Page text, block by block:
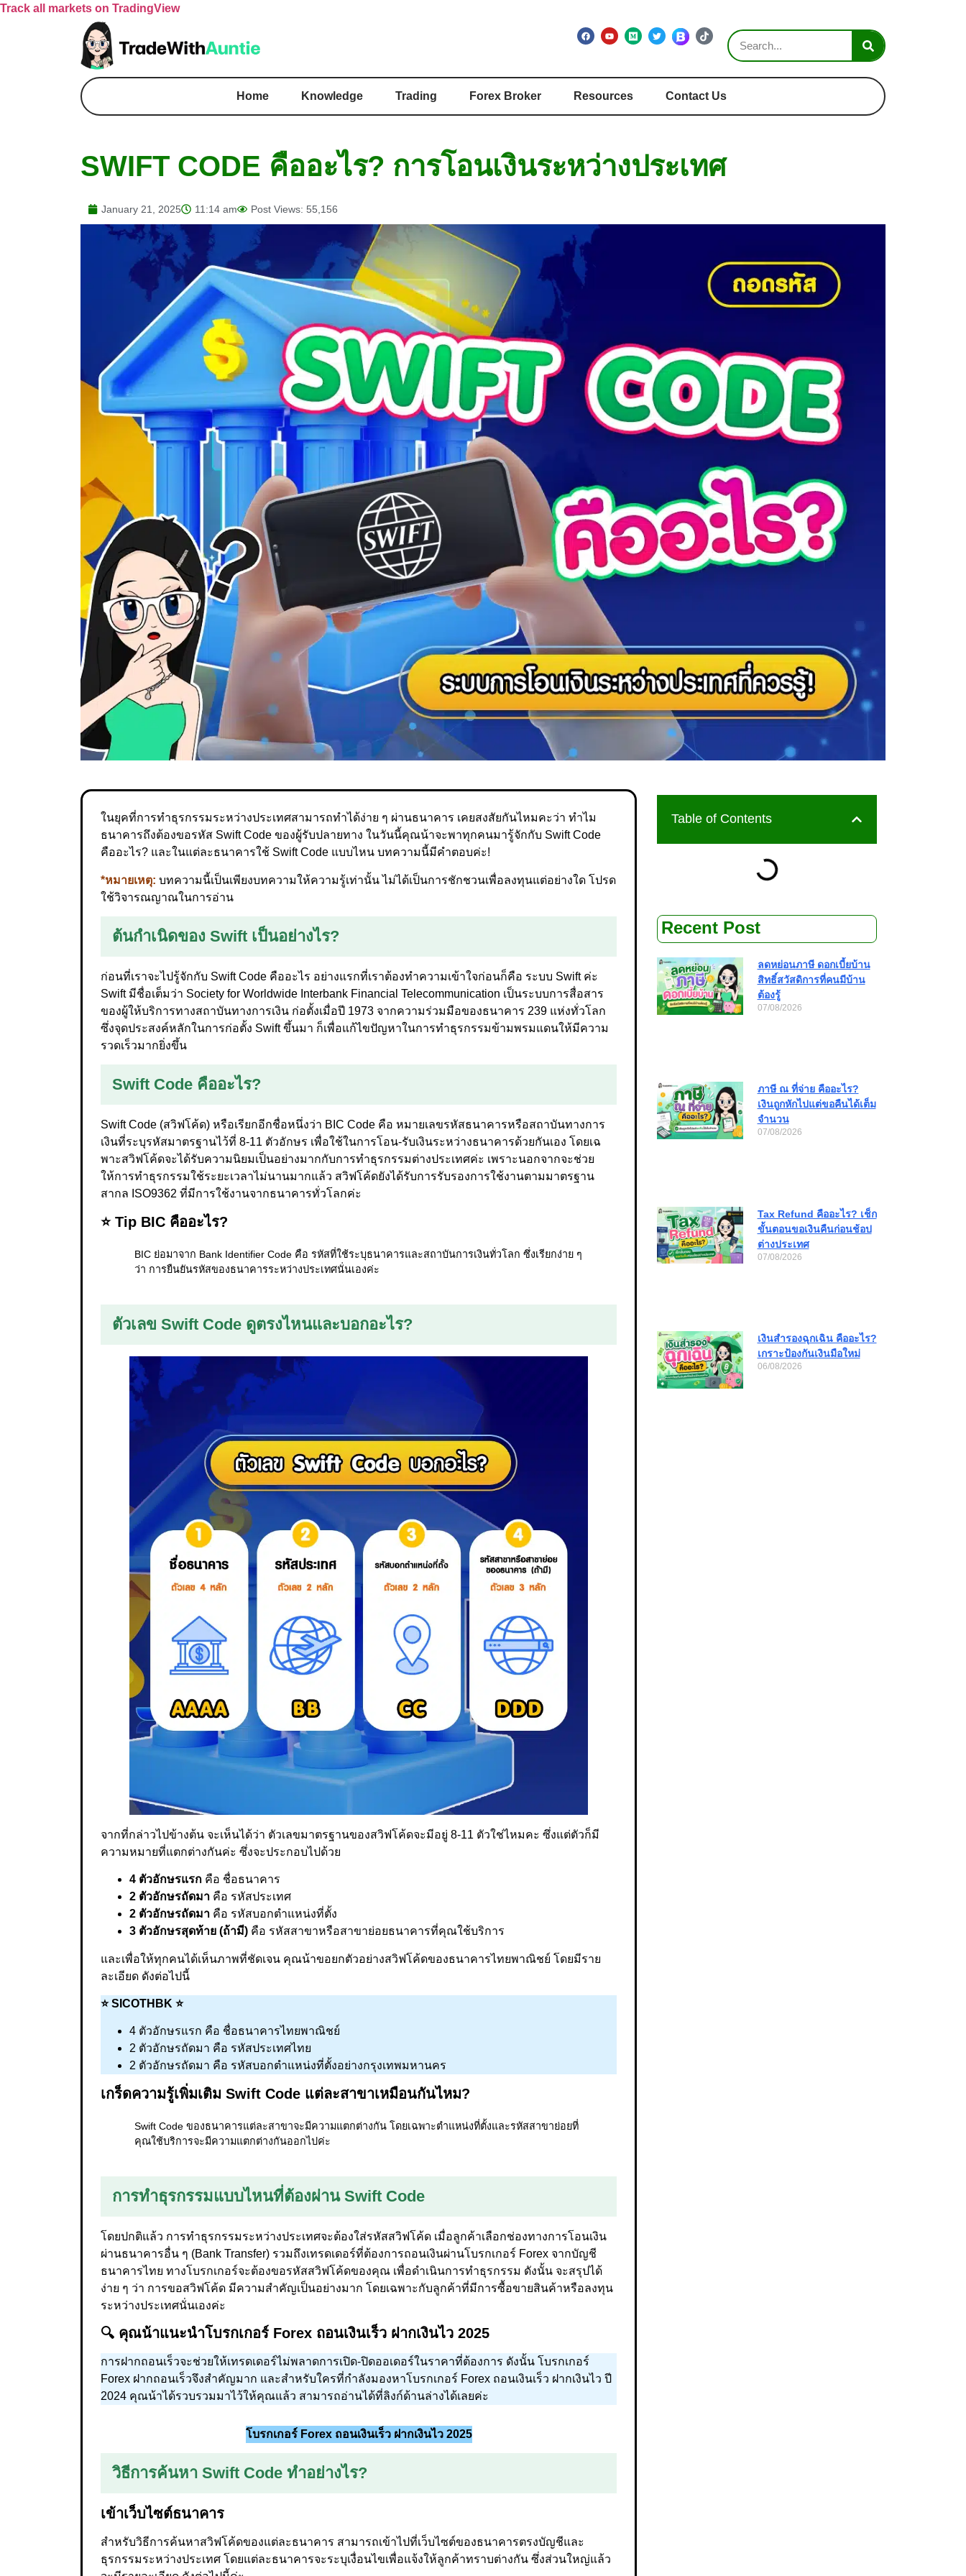
Track all markets on TradingView
Home Knowledge Trading Forex Broker Resources Contact Us
SWIFT CODE คืออะไร? การโอนเงินระหว่างประเทศ
January 21, 2025 11:14 am Post Views: 55,156
ในยุคที่การทำธุรกรรมระหว่างประเทศสามารถทำได้ง่าย ๆ ผ่านธนาคาร เคยสงสัยกันไหมคะว่า ทำไม
ธนาคารถึงต้องขอรหัส Swift Code ของผู้รับปลายทาง ในวันนี้คุณน้าจะพาทุกคนมารู้จักกับ Swift Code
คืออะไร? และในแต่ละธนาคารใช้ Swift Code แบบไหน บทความนี้มีคำตอบค่ะ!
*หมายเหตุ: บทความนี้เป็นเพียงบทความให้ความรู้เท่านั้น ไม่ได้เป็นการชักชวนเพื่อลงทุนแต่อย่างใด โปรด
ใช้วิจารณญาณในการอ่าน
ต้นกำเนิดของ Swift เป็นอย่างไร?
ก่อนที่เราจะไปรู้จักกับ Swift Code คืออะไร อย่างแรกที่เราต้องทำความเข้าใจก่อนก็คือ ระบบ Swift ค่ะ
Swift มีชื่อเต็มว่า Society for Worldwide Interbank Financial Telecommunication เป็นระบบการสื่อสาร
ของผู้ให้บริการทางสถาบันทางการเงิน ก่อตั้งเมื่อปี 1973 จากความร่วมมือของธนาคาร 239 แห่งทั่วโลก
ซึ่งจุดประสงค์หลักในการก่อตั้ง Swift ขึ้นมา ก็เพื่อแก้ไขปัญหาในการทำธุรกรรมข้ามพรมแดนให้มีความ
รวดเร็วมากยิ่งขึ้น
Swift Code คืออะไร?
Swift Code (สวิฟโค้ด) หรือเรียกอีกชื่อหนึ่งว่า BIC Code คือ หมายเลขรหัสธนาคารหรือสถาบันทางการ
เงินที่ระบุรหัสมาตรฐานไว้ที่ 8-11 ตัวอักษร เพื่อใช้ในการโอน-รับเงินระหว่างธนาคารด้วยกันเอง โดยเฉ
พาะสวิฟโค้ดจะได้รับความนิยมเป็นอย่างมากกับการทำธุรกรรมต่างประเทศค่ะ เพราะนอกจากจะช่วย
ให้การทำธุรกรรมใช้ระยะเวลาไม่นานมากแล้ว สวิฟโค้ดยังได้รับการรับรองการใช้งานตามมาตรฐาน
สากล ISO9362 ที่มีการใช้งานจากธนาคารทั่วโลกค่ะ
⭐ Tip BIC คืออะไร?
BIC ย่อมาจาก Bank Identifier Code คือ รหัสที่ใช้ระบุธนาคารและสถาบันการเงินทั่วโลก ซึ่งเรียกง่าย ๆ
ว่า การยืนยันรหัสของธนาคารระหว่างประเทศนั่นเองค่ะ
ตัวเลข Swift Code ดูตรงไหนและบอกอะไร?
จากที่กล่าวไปข้างต้น จะเห็นได้ว่า ตัวเลขมาตรฐานของสวิฟโค้ดจะมีอยู่ 8-11 ตัวใช่ไหมคะ ซึ่งแต่ตัวก็มี
ความหมายที่แตกต่างกันค่ะ ซึ่งจะประกอบไปด้วย
4 ตัวอักษรแรก คือ ชื่อธนาคาร
2 ตัวอักษรถัดมา คือ รหัสประเทศ
2 ตัวอักษรถัดมา คือ รหัสบอกตำแหน่งที่ตั้ง
3 ตัวอักษรสุดท้าย (ถ้ามี) คือ รหัสสาขาหรือสาขาย่อยธนาคารที่คุณใช้บริการ
และเพื่อให้ทุกคนได้เห็นภาพที่ชัดเจน คุณน้าขอยกตัวอย่างสวิฟโค้ดของธนาคารไทยพาณิชย์ โดยมีราย
ละเอียด ดังต่อไปนี้
⭐ SICOTHBK ⭐
4 ตัวอักษรแรก คือ ชื่อธนาคารไทยพาณิชย์
2 ตัวอักษรถัดมา คือ รหัสประเทศไทย
2 ตัวอักษรถัดมา คือ รหัสบอกตำแหน่งที่ตั้งอย่างกรุงเทพมหานคร
เกร็ดความรู้เพิ่มเติม Swift Code แต่ละสาขาเหมือนกันไหม?
Swift Code ของธนาคารแต่ละสาขาจะมีความแตกต่างกัน โดยเฉพาะตำแหน่งที่ตั้งและรหัสสาขาย่อยที่
คุณใช้บริการจะมีความแตกต่างกันออกไปค่ะ
การทำธุรกรรมแบบไหนที่ต้องผ่าน Swift Code
โดยปกติแล้ว การทำธุรกรรมระหว่างประเทศจะต้องใส่รหัสสวิฟโค้ด เมื่อลูกค้าเลือกช่องทางการโอนเงิน
ผ่านธนาคารอื่น ๆ (Bank Transfer) รวมถึงเทรดเดอร์ที่ต้องการถอนเงินผ่านโบรกเกอร์ Forex จากบัญชี
ธนาคารไทย ทางโบรกเกอร์จะต้องขอรหัสสวิฟโค้ดของคุณ เพื่อดำเนินการทำธุรกรรม ดังนั้น จะสรุปได้
ง่าย ๆ ว่า การขอสวิฟโค้ด มีความสำคัญเป็นอย่างมาก โดยเฉพาะกับลูกค้าที่มีการซื้อขายสินค้าหรือลงทุน
ระหว่างประเทศนั่นเองค่ะ
🔍 คุณน้าแนะนำโบรกเกอร์ Forex ถอนเงินเร็ว ฝากเงินไว 2025
การฝากถอนเร็วจะช่วยให้เทรดเดอร์ไม่พลาดการเปิด-ปิดออเดอร์ในราคาที่ต้องการ ดังนั้น โบรกเกอร์
Forex ฝากถอนเร็วจึงสำคัญมาก และสำหรับใครที่กำลังมองหาโบรกเกอร์ Forex ถอนเงินเร็ว ฝากเงินไว ปี
2024 คุณน้าได้รวบรวมมาไว้ให้คุณแล้ว สามารถอ่านได้ที่ลิงก์ด้านล่างได้เลยค่ะ
โบรกเกอร์ Forex ถอนเงินเร็ว ฝากเงินไว 2025
วิธีการค้นหา Swift Code ทำอย่างไร?
เข้าเว็บไซต์ธนาคาร
สำหรับวิธีการค้นหาสวิฟโค้ดของแต่ละธนาคาร สามารถเข้าไปที่เว็บไซต์ของธนาคารตรงบัญชีและ
ธุรกรรมระหว่างประเทศ โดยแต่ละธนาคารจะระบุเงื่อนไขเพื่อแจ้งให้ลูกค้าทราบต่างกัน ซึ่งส่วนใหญ่แล้ว
Table of Contents
Recent Post
ลดหย่อนภาษี ดอกเบี้ยบ้าน
สิทธิ์สวัสดิการที่คนมีบ้าน
ต้องรู้
07/08/2026
ภาษี ณ ที่จ่าย คืออะไร?
เงินถูกหักไปแต่ขอคืนได้เต็ม
จำนวน
07/08/2026
Tax Refund คืออะไร? เช็ก
ขั้นตอนขอเงินคืนก่อนช้อป
ต่างประเทศ
07/08/2026
เงินสำรองฉุกเฉิน คืออะไร?
เกราะป้องกันเงินมือใหม่
06/08/2026